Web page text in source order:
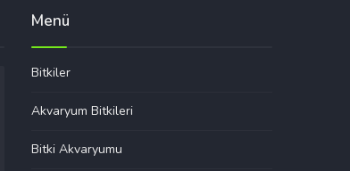
Menü
Bitkiler
Akvaryum Bitkileri
Bitki Akvaryumu